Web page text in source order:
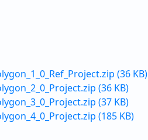
(36 KB)
(36 KB)
(37 KB)
(185 KB)